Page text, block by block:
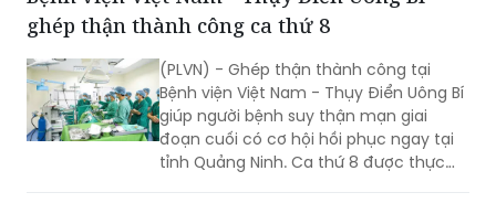
(PLVN) - Ghép thận thành công tại
Bệnh viện Việt Nam - Thụy Điển Uông Bí
giúp người bệnh suy thận mạn giai
đoạn cuối có cơ hội hồi phục ngay tại
tỉnh Quảng Ninh. Ca thứ 8 được thực
hiện với sự hỗ trợ của Bệnh viện Việt
Đức.
Sở Y tế Hà Nội: Kiến nghị có cơ chế tài chính